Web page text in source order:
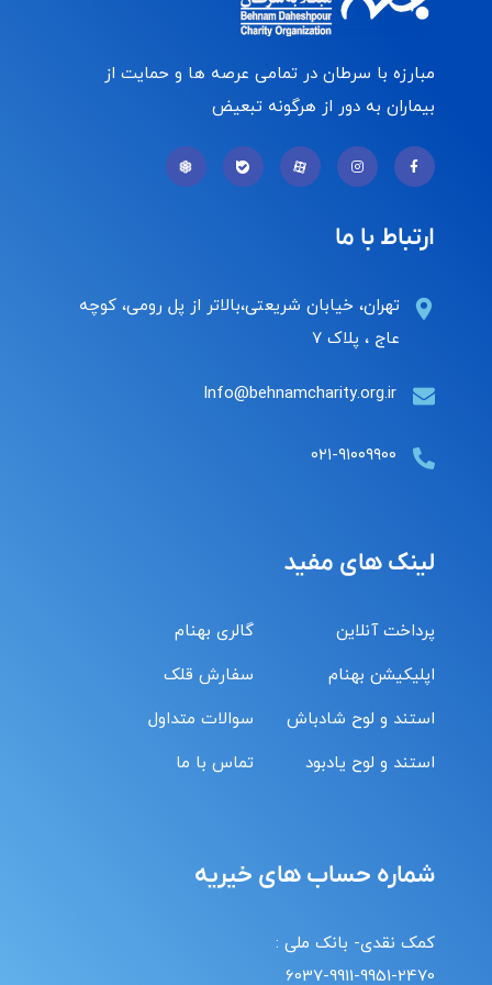
مبارزه با سرطان در تمامی عرصه ها و حمایت از
بیماران به دور از هرگونه تبعیض
ارتباط با ما
تهران، خیابان شریعتی،بالاتر از پل رومی، کوچه
عاج ، پلاک ۷
Info@behnamcharity.org.ir
۰۲۱-۹۱۰۰۹۹۰۰
لینک های مفید
پرداخت آنلاین
اپلیکیشن بهنام
استند و لوح شادباش
استند و لوح یادبود
گالری بهنام
سفارش قلک
سوالات متداول
تماس با ما
شماره حساب های خیریه
کمک نقدی- بانک ملی :
6037-9911-9951-2470